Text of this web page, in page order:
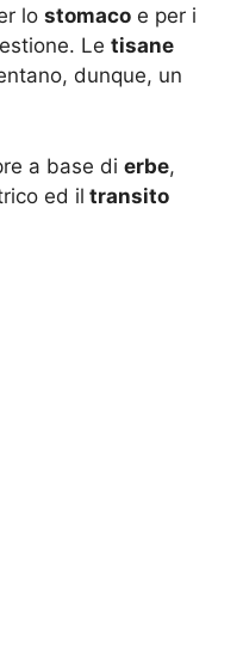
lo stomaco e per i
Le tisane
dunque, un
a base di erbe,
ed il transito